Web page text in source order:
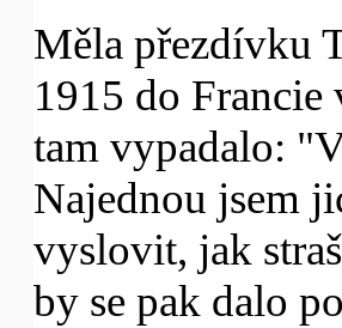
Měla přezdívku
1915 do
tam vypadalo:
Najednou jsem
vyslovit, jak
by se pak dalo